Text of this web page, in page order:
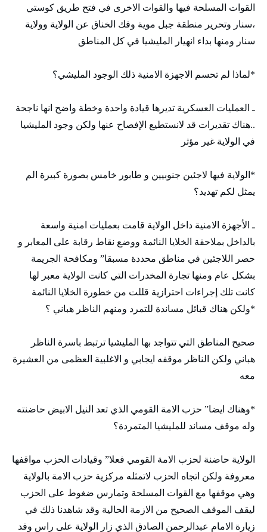
القوات المسلحة فيها والقوات الاخرى في فتح طريق كوستي
،سنار وتحرير منطقة جبل موية وفك الخناق عن الولاية وولاية
سنار ومنها بداء انهيار المليشيا في كل المناطق
*لماذا لم تحسم الاجهزة الامنية ذلك الوجود المليشي؟
ـ العمليات العسكرية تديرها قيادة واحدة وخطة واضح انها ناجحة
..هناك تقديرات قد لانستطيع الإفصاح عنها ولكن وجود المليشيا
في الولاية غير مؤثر
*الولاية فيها لاجئين جنوبيين و طابور خامس بصورة كبيرة الم
يمثل لكم تهديد؟
ـ الأجهزة الامنية داخل الولاية قامت بعمليات امنية واسعة
بالداخل بملاحقة الخلايا النائمة ووضع نقاط رقابة على المعابر و
حصر اللاجئين في مناطق محددة مسبقا” ومكافحة الجريمة
بشكل عام ومنها تجارة المخدرات التي كانت الولاية معبر لها
كانت تلك إجراءات احترازية قللت من خطورة الخلايا النائمة
*ولكن هناك قبائل مساندة للتمرد ومنهم الناظر هباني ؟
صحيح المناطق التي تتواجد بها المليشيا ترتبط باسرة الناظر
هباني ولكن الناظر موقفه ايجابي و الاغلبية العظمى من العشيرة
معه
*وهناك ايضا” حزب الامة القومي الذي تعد النيل الابيض حاضنته
وله موقف مساند للمليشيا المتمردة؟
الولاية حاضنة لحزب الامة القومي فعلا” وقيادات الحزب مواقفها
معروفة ولكن اتجاه الحزب لاتمثله مركزية حزب الامة بالولاية
وهي موقفها مع القوات المسلحة وتمارس ضغوط على الحزب
ليقف الموقف الصحيح من الازمة الحالية وقد شاهدنا ذلك في
زيارة الامام عبدالرحمن الصادق الذي زار الولاية على راس وفد